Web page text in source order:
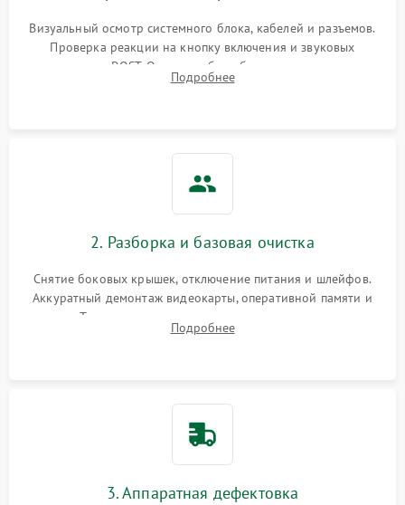
Визуальный осмотр системного блока, кабелей и разъемов.
Проверка реакции на кнопку включения и звуковых
сигналов POST. Оценка работы блока питания для
локализации базовых неисправностей без полного разбора.
Подробнее
2. Разборка и базовая очистка
Снятие боковых крышек, отключение питания и шлейфов.
Аккуратный демонтаж видеокарты, оперативной памяти и
кулеров. Тщательная очистка корпуса и радиаторов от пыли
с помощью сжатого воздуха для предотвращения
Подробнее
3. Аппаратная дефектовка